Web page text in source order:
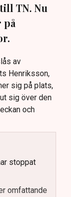
TN. Nu
på
av
Henriksson,
sig på plats,
sig över den
och
stoppat
omfattande